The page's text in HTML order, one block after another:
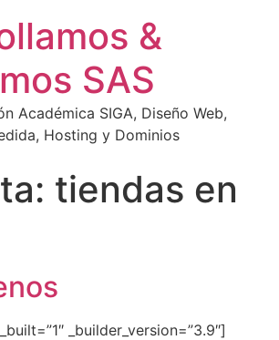
&
SAS
Académica SIGA, Diseño Web,
Hosting y Dominios
tiendas en
_builder_version=”3.9″]